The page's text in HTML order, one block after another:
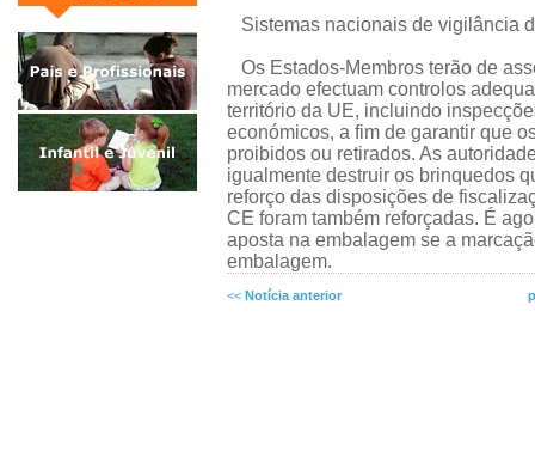
Sistemas nacionais de vigilância
Os Estados-Membros terão de
mercado efectuam controlos
território da UE, incluindo
económicos, a fim de garantir que
proibidos ou retirados. As
igualmente destruir os brinquedos
reforço das disposições de
CE foram também reforçadas. É
aposta na embalagem se a
embalagem.
<< Notícia anterior